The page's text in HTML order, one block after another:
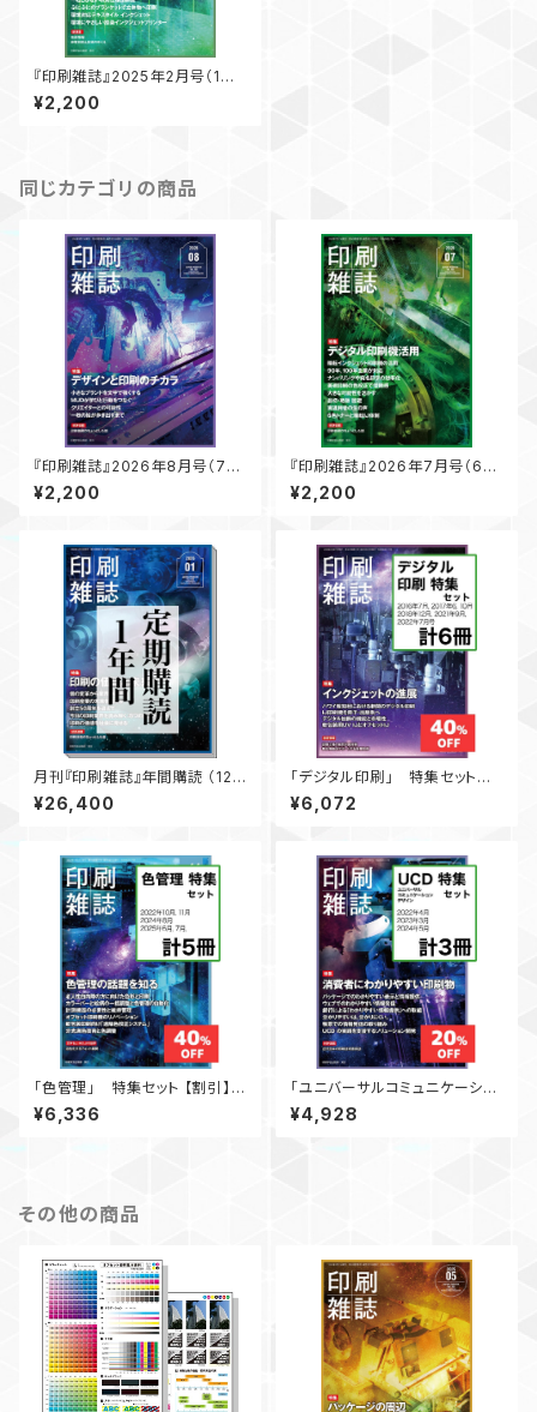
『印刷雑誌』2025年2月号（1月2
0日発行）
¥2,200
同じカテゴリの商品
『印刷雑誌』2026年8月号（7月
17日発行）
¥2,200
『印刷雑誌』2026年7月号（6月
19日発行）
¥2,200
月刊『印刷雑誌』年間購読 （12ヶ
月分）【送料無料】
¥26,400
「デジタル印刷」 特集セット
【割引】 月刊『印刷雑誌』
¥6,072
「色管理」 特集セット 【割引】
月刊『印刷雑誌』
¥6,336
「ユニバーサルコミュニケーショ
ンデザイン（UCD）」 特集セッ
ト 【割引】 月刊『印刷雑誌』
¥4,928
その他の商品